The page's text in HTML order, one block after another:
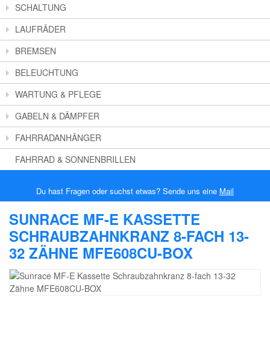
SCHALTUNG
LAUFRÄDER
BREMSEN
BELEUCHTUNG
WARTUNG & PFLEGE
GABELN & DÄMPFER
FAHRRADANHÄNGER
FAHRRAD & SONNENBRILLEN
Du hast Fragen oder suchst etwas? Sende uns eine Mail
SUNRACE MF-E KASSETTE
SCHRAUBZAHNKRANZ 8-FACH 13-
32 ZÄHNE MFE608CU-BOX